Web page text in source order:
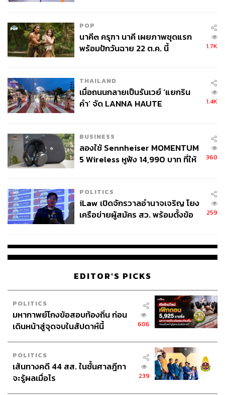
POP
นาคี๓ ครุฑา นาคี เผยภาพชุดแรก
พร้อมปักวันฉาย 22 ต.ค. นี้
1.7K
THAILAND
เมื่อถนนกลายเป็นรันเวย์ ‘แยกริน
คำ’ จัด LANNA HAUTE
1.4K
BUSINESS
ลองใช้ Sennheiser MOMENTUM
5 Wireless หูฟัง 14,990 บาท ที่ให้
360
POLITICS
iLaw เปิดจักรวาลอำนาจเจริญ โยง
เครือข่ายผู้สมัคร สว. พร้อมตั้งข้อ
259
EDITOR'S PICKS
POLITICS
มหากาพย์โกงข้อสอบท้องถิ่น ก่อน
เดินหน้าสู่จุดจบในสัปดาห์นี้
606
POLITICS
เส้นทางคดี 44 สส. ในชั้นศาลฎีกา
จะรู้ผลเมื่อไร
239